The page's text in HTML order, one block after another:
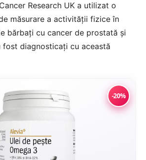
Research UK a utilizat o
măsurare a activităţii fizice în
bărbaţi cu cancer de prostată şi
fost diagnosticaţi cu această
-20%